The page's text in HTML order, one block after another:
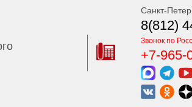
Санкт-
8(812)
Звонок по
+7-965-